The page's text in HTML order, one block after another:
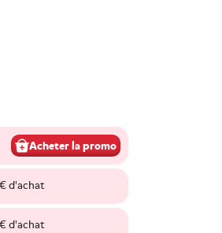
Acheter la promo
d'achat
d'achat